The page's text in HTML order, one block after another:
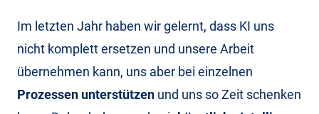
Im letzten Jahr haben wir gelernt, dass KI uns
nicht komplett ersetzen und unsere Arbeit
übernehmen kann, uns aber bei einzelnen
Prozessen unterstützen und uns so Zeit schenken